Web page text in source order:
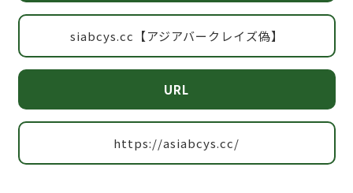
siabcys.cc【アジアバークレイズ偽】
URL
https://asiabcys.cc/